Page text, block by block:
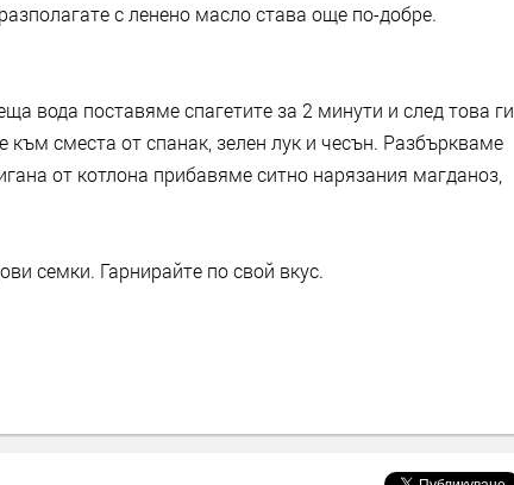
с ленено масло става още по-добре.
вода поставяме спагетите за 2 минути и след това ги
сместа от спанак, зелен лук и чесън. Разбъркваме
от котлона прибавяме ситно нарязания магданоз,
семки. Гарнирайте по свой вкус.